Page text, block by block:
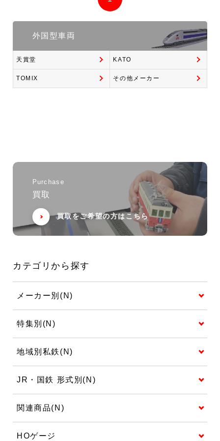
外国型車両
天賞堂 KATO
TOMIX その他メーカー
Purchase
買取
買取をご希望の方はこちら
カテゴリから探す
メーカー別(N)
特集別(N)
地域別私鉄(N)
JR・国鉄 形式別(N)
関連商品(N)
HOゲージ